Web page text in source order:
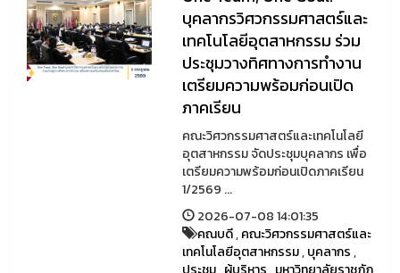
บุคลากรวิศวกรรมศาสตร์และ
เทคโนโลยีอุตสาหกรรม ร่วม
ประชุมวางทิศทางการทำงาน
เตรียมความพร้อมก่อนเปิด
ภาคเรียน
คณะวิศวกรรมศาสตร์และเทคโนโลยี
อุตสาหกรรม จัดประชุมบุคลากร เพื่อ
เตรียมความพร้อมก่อนเปิดภาคเรียน
1/2569 ...
2026-07-08 14:01:35
คณบดี,คณะวิศวกรรมศาสตร์และ
เทคโนโลยีอุตสาหกรรม,บุคลากร,